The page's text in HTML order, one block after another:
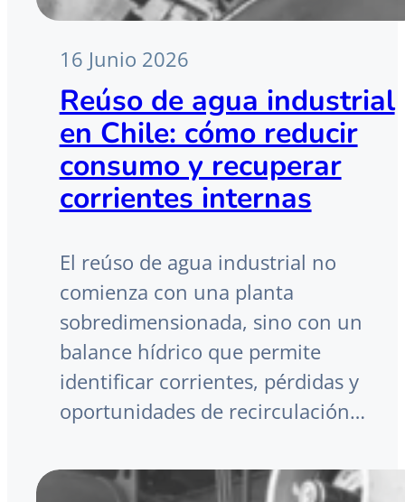
16 Junio 2026
Reúso de agua industrial
en Chile: cómo reducir
consumo y recuperar
corrientes internas
El reúso de agua industrial no
comienza con una planta
sobredimensionada, sino con un
balance hídrico que permite
identificar corrientes, pérdidas y
oportunidades de recirculación…